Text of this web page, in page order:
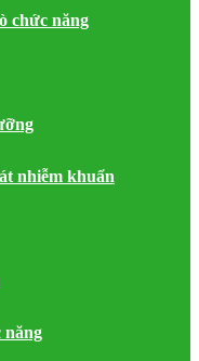
chức năng
nhiễm khuẩn
năng